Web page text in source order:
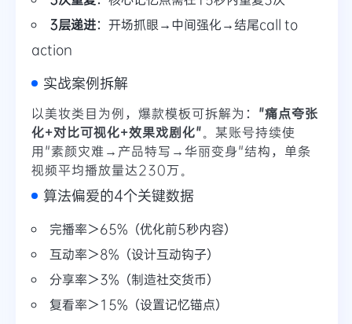
3层递进：开场抓眼→中间强化→结尾call to
action
实战案例拆解
以美妆类目为例，爆款模板可拆解为： "痛点夸张
化+对比可视化+效果戏剧化"。某账号持续使
用"素颜灾难→产品特写→华丽变身"结构，单条
视频平均播放量达230万。
算法偏爱的4个关键数据
完播率＞65%（优化前5秒内容）
互动率＞8%（设计互动钩子）
分享率＞3%（制造社交货币）
复看率＞15%（设置记忆锚点）